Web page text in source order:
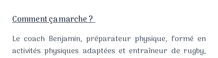
Comment ça marche ?
Le coach Benjamin, préparateur physique, formé en
activités physiques adaptées et entraîneur de rugby,